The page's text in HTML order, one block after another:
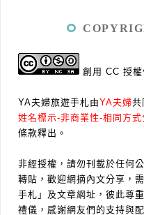
創用 CC 授權
YA夫婦旅遊手札由YA夫婦共
姓名標示-非商業性-相同方
條款釋出。
非經授權，請勿刊載於任何
轉貼，歡迎網摘內文分享，
手札」及文章網址，彼此尊
禮儀，感謝網友們的支持與配